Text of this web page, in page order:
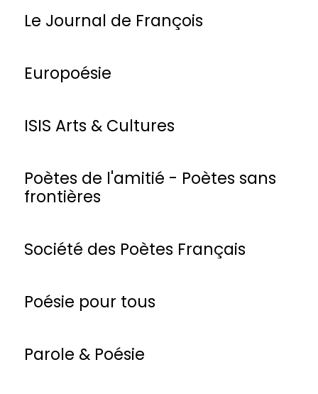
Le Journal de François
Europoésie
ISIS Arts & Cultures
Poètes de l'amitié - Poètes sans
frontières
Société des Poètes Français
Poésie pour tous
Parole & Poésie